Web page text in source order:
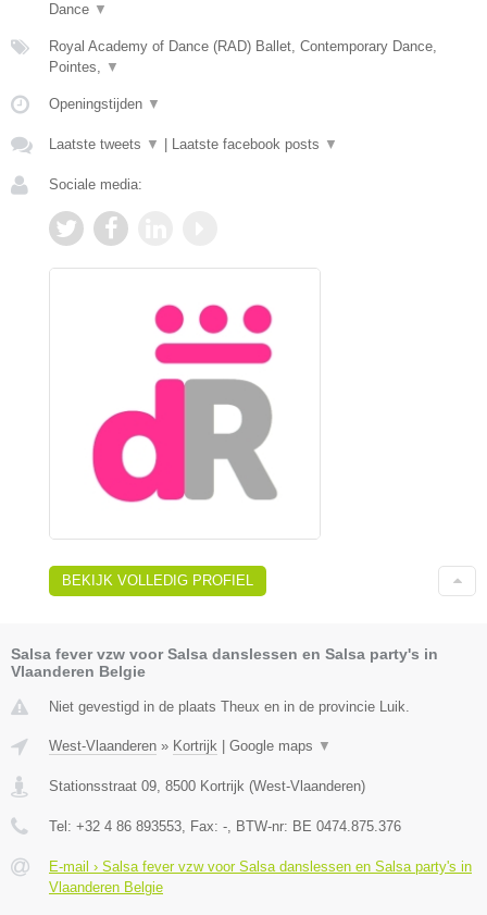
Dance ▼
Royal Academy of Dance (RAD) Ballet, Contemporary Dance,
Pointes, ▼
Openingstijden ▼
Laatste tweets ▼ Laatste facebook posts ▼
Sociale media:
BEKIJK VOLLEDIG PROFIEL
Salsa fever vzw voor Salsa danslessen en Salsa party's in
Vlaanderen Belgie
Niet gevestigd in de plaats Theux en in de provincie Luik.
West-Vlaanderen » Kortrijk Google maps ▼
Stationsstraat 09, 8500 Kortrijk (West-Vlaanderen)
Tel: +32 4 86 893553, Fax: -, BTW-nr: BE 0474.875.376
E-mail › Salsa fever vzw voor Salsa danslessen en Salsa party's in
Vlaanderen Belgie